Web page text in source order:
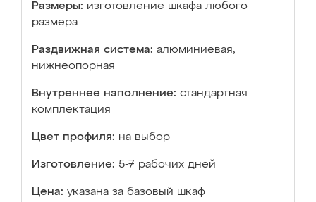
Размеры: изготовление шкафа любого
размера
Раздвижная система: алюминиевая,
нижнеопорная
Внутреннее наполнение: стандартная
комплектация
Цвет профиля: на выбор
Изготовление: 5-7 рабочих дней
Цена: указана за базовый шкаф